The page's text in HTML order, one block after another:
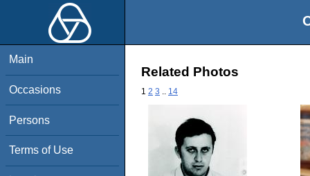
Main
Occasions
Persons
Terms of Use
Related Photos
1 2 3 14